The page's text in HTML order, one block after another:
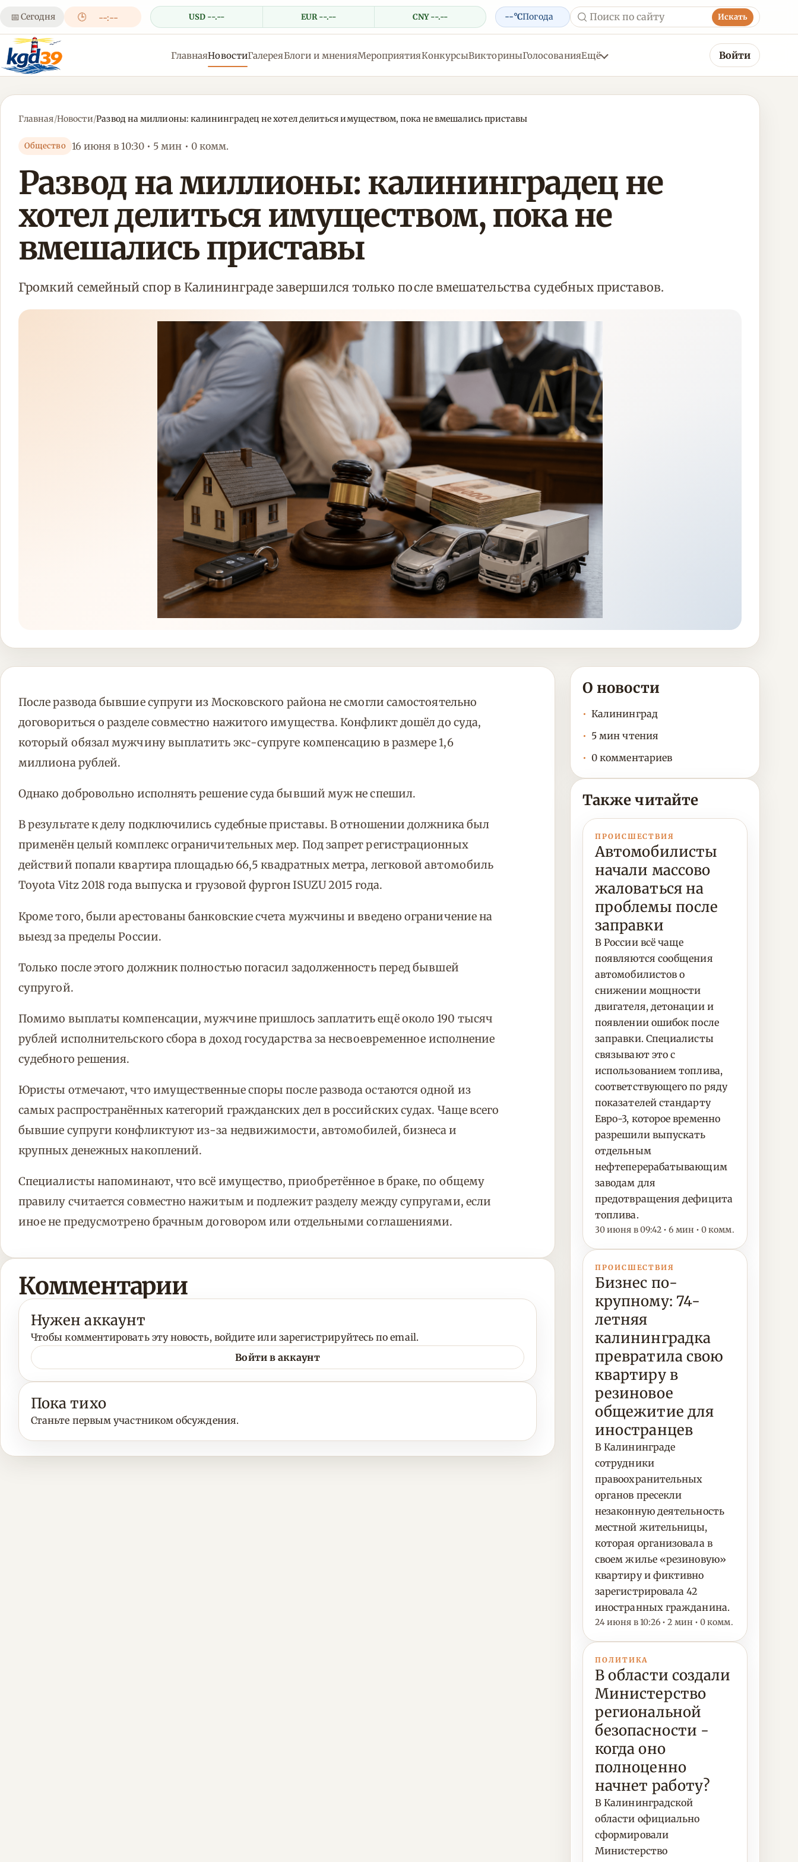
📅 Сегодня 🕒 --:-- USD --.-- EUR --.-- CNY --.-- --°CПогода Искать
ГлавнаяНовостиГалереяБлоги и мненияМероприятияКонкурсыВикториныГолосованияЕщё Войти
Главная/Новости/Развод на миллионы: калининградец не хотел делиться имуществом, пока не вмешались приставы
Общество 16 июня в 10:30 • 5 мин • 0 комм.
Развод на миллионы: калининградец не
хотел делиться имуществом, пока не
вмешались приставы
Громкий семейный спор в Калининграде завершился только после вмешательства судебных приставов.
После развода бывшие супруги из Московского района не смогли самостоятельно
договориться о разделе совместно нажитого имущества. Конфликт дошёл до суда,
который обязал мужчину выплатить экс-супруге компенсацию в размере 1,6
миллиона рублей.
Однако добровольно исполнять решение суда бывший муж не спешил.
В результате к делу подключились судебные приставы. В отношении должника был
применён целый комплекс ограничительных мер. Под запрет регистрационных
действий попали квартира площадью 66,5 квадратных метра, легковой автомобиль
Toyota Vitz 2018 года выпуска и грузовой фургон ISUZU 2015 года.
Кроме того, были арестованы банковские счета мужчины и введено ограничение на
выезд за пределы России.
Только после этого должник полностью погасил задолженность перед бывшей
супругой.
Помимо выплаты компенсации, мужчине пришлось заплатить ещё около 190 тысяч
рублей исполнительского сбора в доход государства за несвоевременное исполнение
судебного решения.
Юристы отмечают, что имущественные споры после развода остаются одной из
самых распространённых категорий гражданских дел в российских судах. Чаще всего
бывшие супруги конфликтуют из-за недвижимости, автомобилей, бизнеса и
крупных денежных накоплений.
Специалисты напоминают, что всё имущество, приобретённое в браке, по общему
правилу считается совместно нажитым и подлежит разделу между супругами, если
иное не предусмотрено брачным договором или отдельными соглашениями.
Комментарии
Нужен аккаунт
Чтобы комментировать эту новость, войдите или зарегистрируйтесь по email.
Войти в аккаунт
Пока тихо
Станьте первым участником обсуждения.
О новости
Калининград
5 мин чтения
0 комментариев
Также читайте
ПРОИСШЕСТВИЯ
Автомобилисты
начали массово
жаловаться на
проблемы после
заправки
В России всё чаще
появляются сообщения
автомобилистов о
снижении мощности
двигателя, детонации и
появлении ошибок после
заправки. Специалисты
связывают это с
использованием топлива,
соответствующего по ряду
показателей стандарту
Евро-3, которое временно
разрешили выпускать
отдельным
нефтеперерабатывающим
заводам для
предотвращения дефицита
топлива.
30 июня в 09:42 • 6 мин • 0 комм.
ПРОИСШЕСТВИЯ
Бизнес по-
крупному: 74-
летняя
калининградка
превратила свою
квартиру в
резиновое
общежитие для
иностранцев
В Калининграде
сотрудники
правоохранительных
органов пресекли
незаконную деятельность
местной жительницы,
которая организовала в
своем жилье «резиновую»
квартиру и фиктивно
зарегистрировала 42
иностранных гражданина.
24 июня в 10:26 • 2 мин • 0 комм.
ПОЛИТИКА
В области создали
Министерство
региональной
безопасности -
когда оно
полноценно
начнет работу?
В Калининградской
области официально
сформировали
Министерство